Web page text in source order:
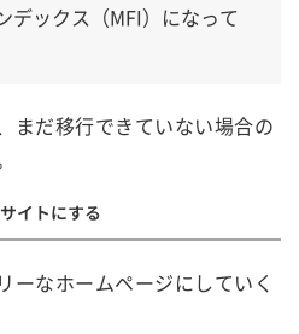
デックス（MFI）になって
まだ移行できていない場合の
イトにする
ーなホームページにしていく